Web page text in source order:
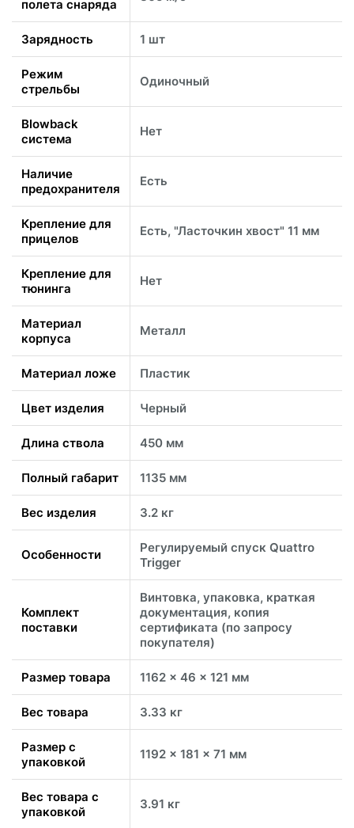
полета снаряда
Зарядность 1 шт
Режим
стрельбы
Одиночный
Blowback
система
Нет
Наличие
предохранителя
Есть
Крепление для
прицелов
Есть, "Ласточкин хвост" 11 мм
Крепление для
тюнинга
Нет
Материал
корпуса
Металл
Материал ложе Пластик
Цвет изделия Черный
Длина ствола 450 мм
Полный габарит 1135 мм
Вес изделия 3.2 кг
Особенности
Регулируемый спуск Quattro
Trigger
Комплект
поставки
Винтовка, упаковка, краткая
документация, копия
сертификата (по запросу
покупателя)
Размер товара 1162 x 46 x 121 мм
Вес товара 3.33 кг
Размер с
упаковкой
1192 x 181 x 71 мм
Вес товара с
упаковкой
3.91 кг